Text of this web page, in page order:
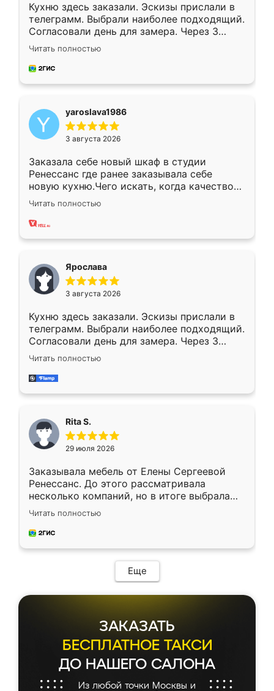
Кухню здесь заказали. Эскизы прислали в
телеграмм. Выбрали наиболее подходящий.
Согласовали день для замера. Через 3
недели кухня была уже готова. Остались
довольны работой. Спасибо Ренессанс
мебель за качественную работу!
Читать полностью
yaroslava1986
3 августа 2026
Заказала себе новый шкаф в студии
Ренессанс где ранее заказывала себе
новую кухню.Чего искать, когда качеством
вполне довольна. Служит кухня уже почти
два года, нареканий нет.
Читать полностью
Ярослава
3 августа 2026
Кухню здесь заказали. Эскизы прислали в
телеграмм. Выбрали наиболее подходящий.
Согласовали день для замера. Через 3
недели кухня была уже готова. Остались
довольны работой. Спасибо Ренессанс
мебель за качественную работу!
Читать полностью
Rita S.
29 июля 2026
Заказывала мебель от Елены Сергеевой
Ренессанс. До этого рассматривала
несколько компаний, но в итоге выбрала
эту. Сначала обговорили условия, потом
приехал замерщик, всё спокойно объяснил
и снял размеры. Изготовили в срок, с
мебель сразу встала на свое место без
каких-либо доработок. Качеством осталась
довольна, все выглядит так, как и ожидала.
Читать полностью
Еще
ЗАКАЗАТЬ
БЕСПЛАТНОЕ ТАКСИ
ДО НАШЕГО САЛОНА
Из любой точки Москвы и